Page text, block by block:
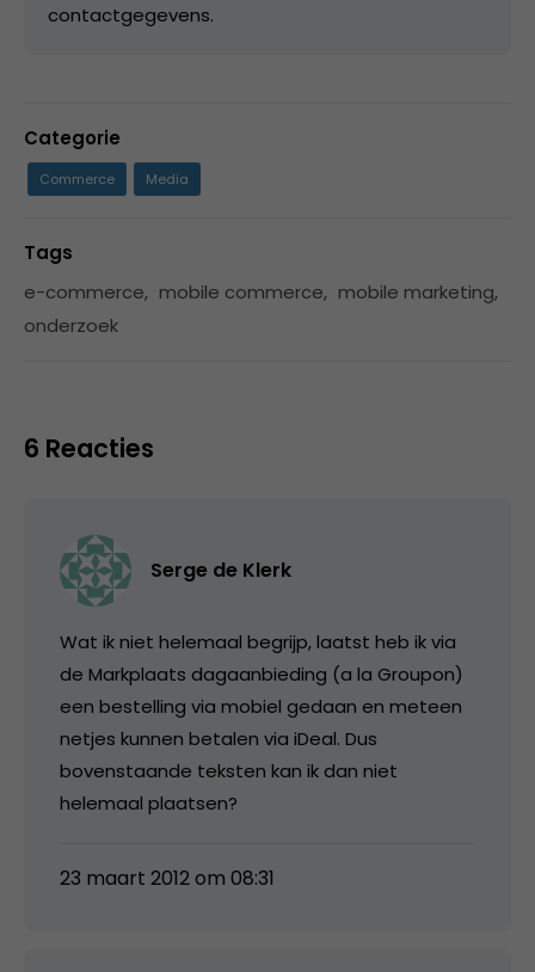
contactgegevens.
Categorie
Commerce Media
Tags
e-commerce, mobile commerce, mobile marketing,
onderzoek
6 Reacties
Serge de Klerk
Wat ik niet helemaal begrijp, laatst heb ik via
de Markplaats dagaanbieding (a la Groupon)
een bestelling via mobiel gedaan en meteen
netjes kunnen betalen via iDeal. Dus
bovenstaande teksten kan ik dan niet
helemaal plaatsen?
23 maart 2012 om 08:31